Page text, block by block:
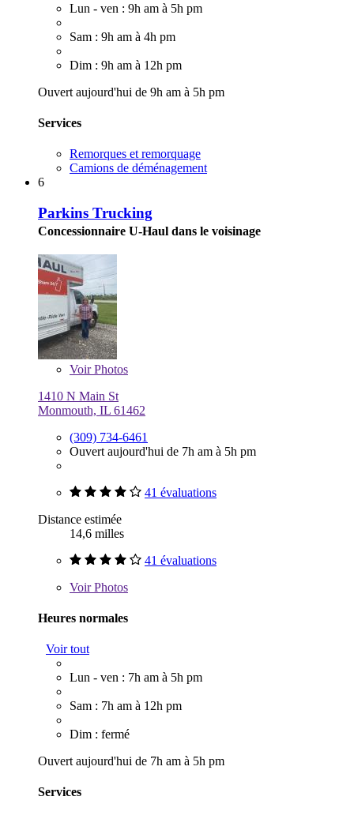
Lun - ven : 9h am à 5h pm
Sam : 9h am à 4h pm
Dim : 9h am à 12h pm
Ouvert aujourd'hui de 9h am à 5h pm
Services
Remorques et remorquage
Camions de déménagement
6
Parkins Trucking
Concessionnaire U-Haul dans le voisinage
VoirPhotos
1410 N Main St
Monmouth, IL 61462
(309) 734-6461
Ouvert aujourd'hui de 7h am à 5h pm
41 évaluations
Distance estimée
14,6 milles
41 évaluations
VoirPhotos
Heures normales
Voir tout
Lun - ven : 7h am à 5h pm
Sam : 7h am à 12h pm
Dim : fermé
Ouvert aujourd'hui de 7h am à 5h pm
Services